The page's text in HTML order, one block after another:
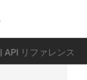
| API リファレンス